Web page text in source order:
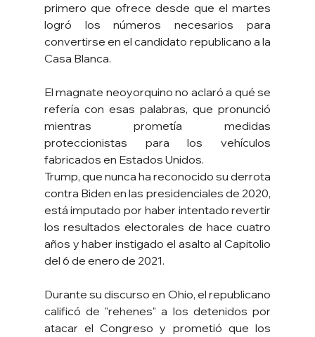
primero que ofrece desde que el martes
logró los números necesarios para
convertirse en el candidato republicano a la
Casa Blanca.
El magnate neoyorquino no aclaró a qué se
refería con esas palabras, que pronunció
mientras prometía medidas
proteccionistas para los vehículos
fabricados en Estados Unidos.
Trump, que nunca ha reconocido su derrota
contra Biden en las presidenciales de 2020,
está imputado por haber intentado revertir
los resultados electorales de hace cuatro
años y haber instigado el asalto al Capitolio
del 6 de enero de 2021.
Durante su discurso en Ohio, el republicano
calificó de "rehenes" a los detenidos por
atacar el Congreso y prometió que los